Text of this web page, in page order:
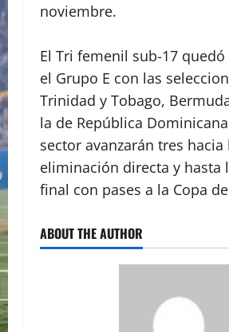
noviembre.
El Tri femenil sub-17
el Grupo E con las
Trinidad y Tobago,
la de República
sector avanzarán tres hacia
eliminación directa y hasta
final con pases a la Copa
ABOUT THE AUTHOR